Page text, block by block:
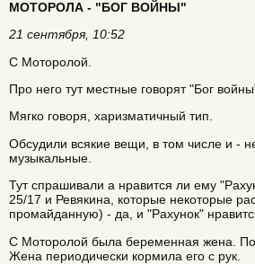
МОТОРОЛА - "БОГ ВОЙНЫ"
21 сентября, 10:52
С Моторолой.
Про него тут местные говорят "Бог
Мягко говоря, харизматичный тип.
Обсудили всякие вещи, в том числе и -
музыкальные.
Тут спрашивали а нравится ли ему
25/17 и Ревякина, которые некоторые
промайданную) - да, и "Рахунок"
С Моторолой была беременная жена.
Жена периодически кормила его с рук.